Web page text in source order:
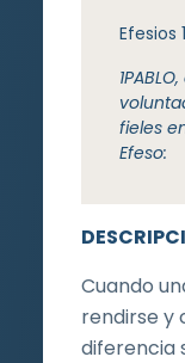
Cuando
rendirse y
diferencia
Efesios
1
fieles
Efeso: